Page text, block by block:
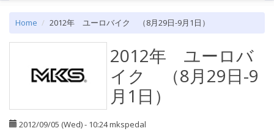
Home 2012年 ユーロバイク （8月29日-9月1日）
2012年 ユーロバ
イク （8月29日-9
月1日）
2012/09/05 (Wed) - 10:24mkspedal